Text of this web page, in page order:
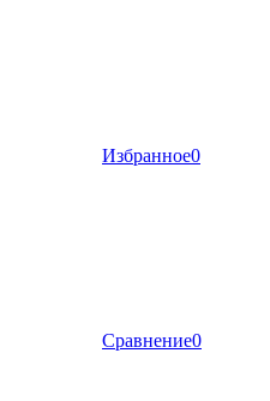
Избранное0
Сравнение0